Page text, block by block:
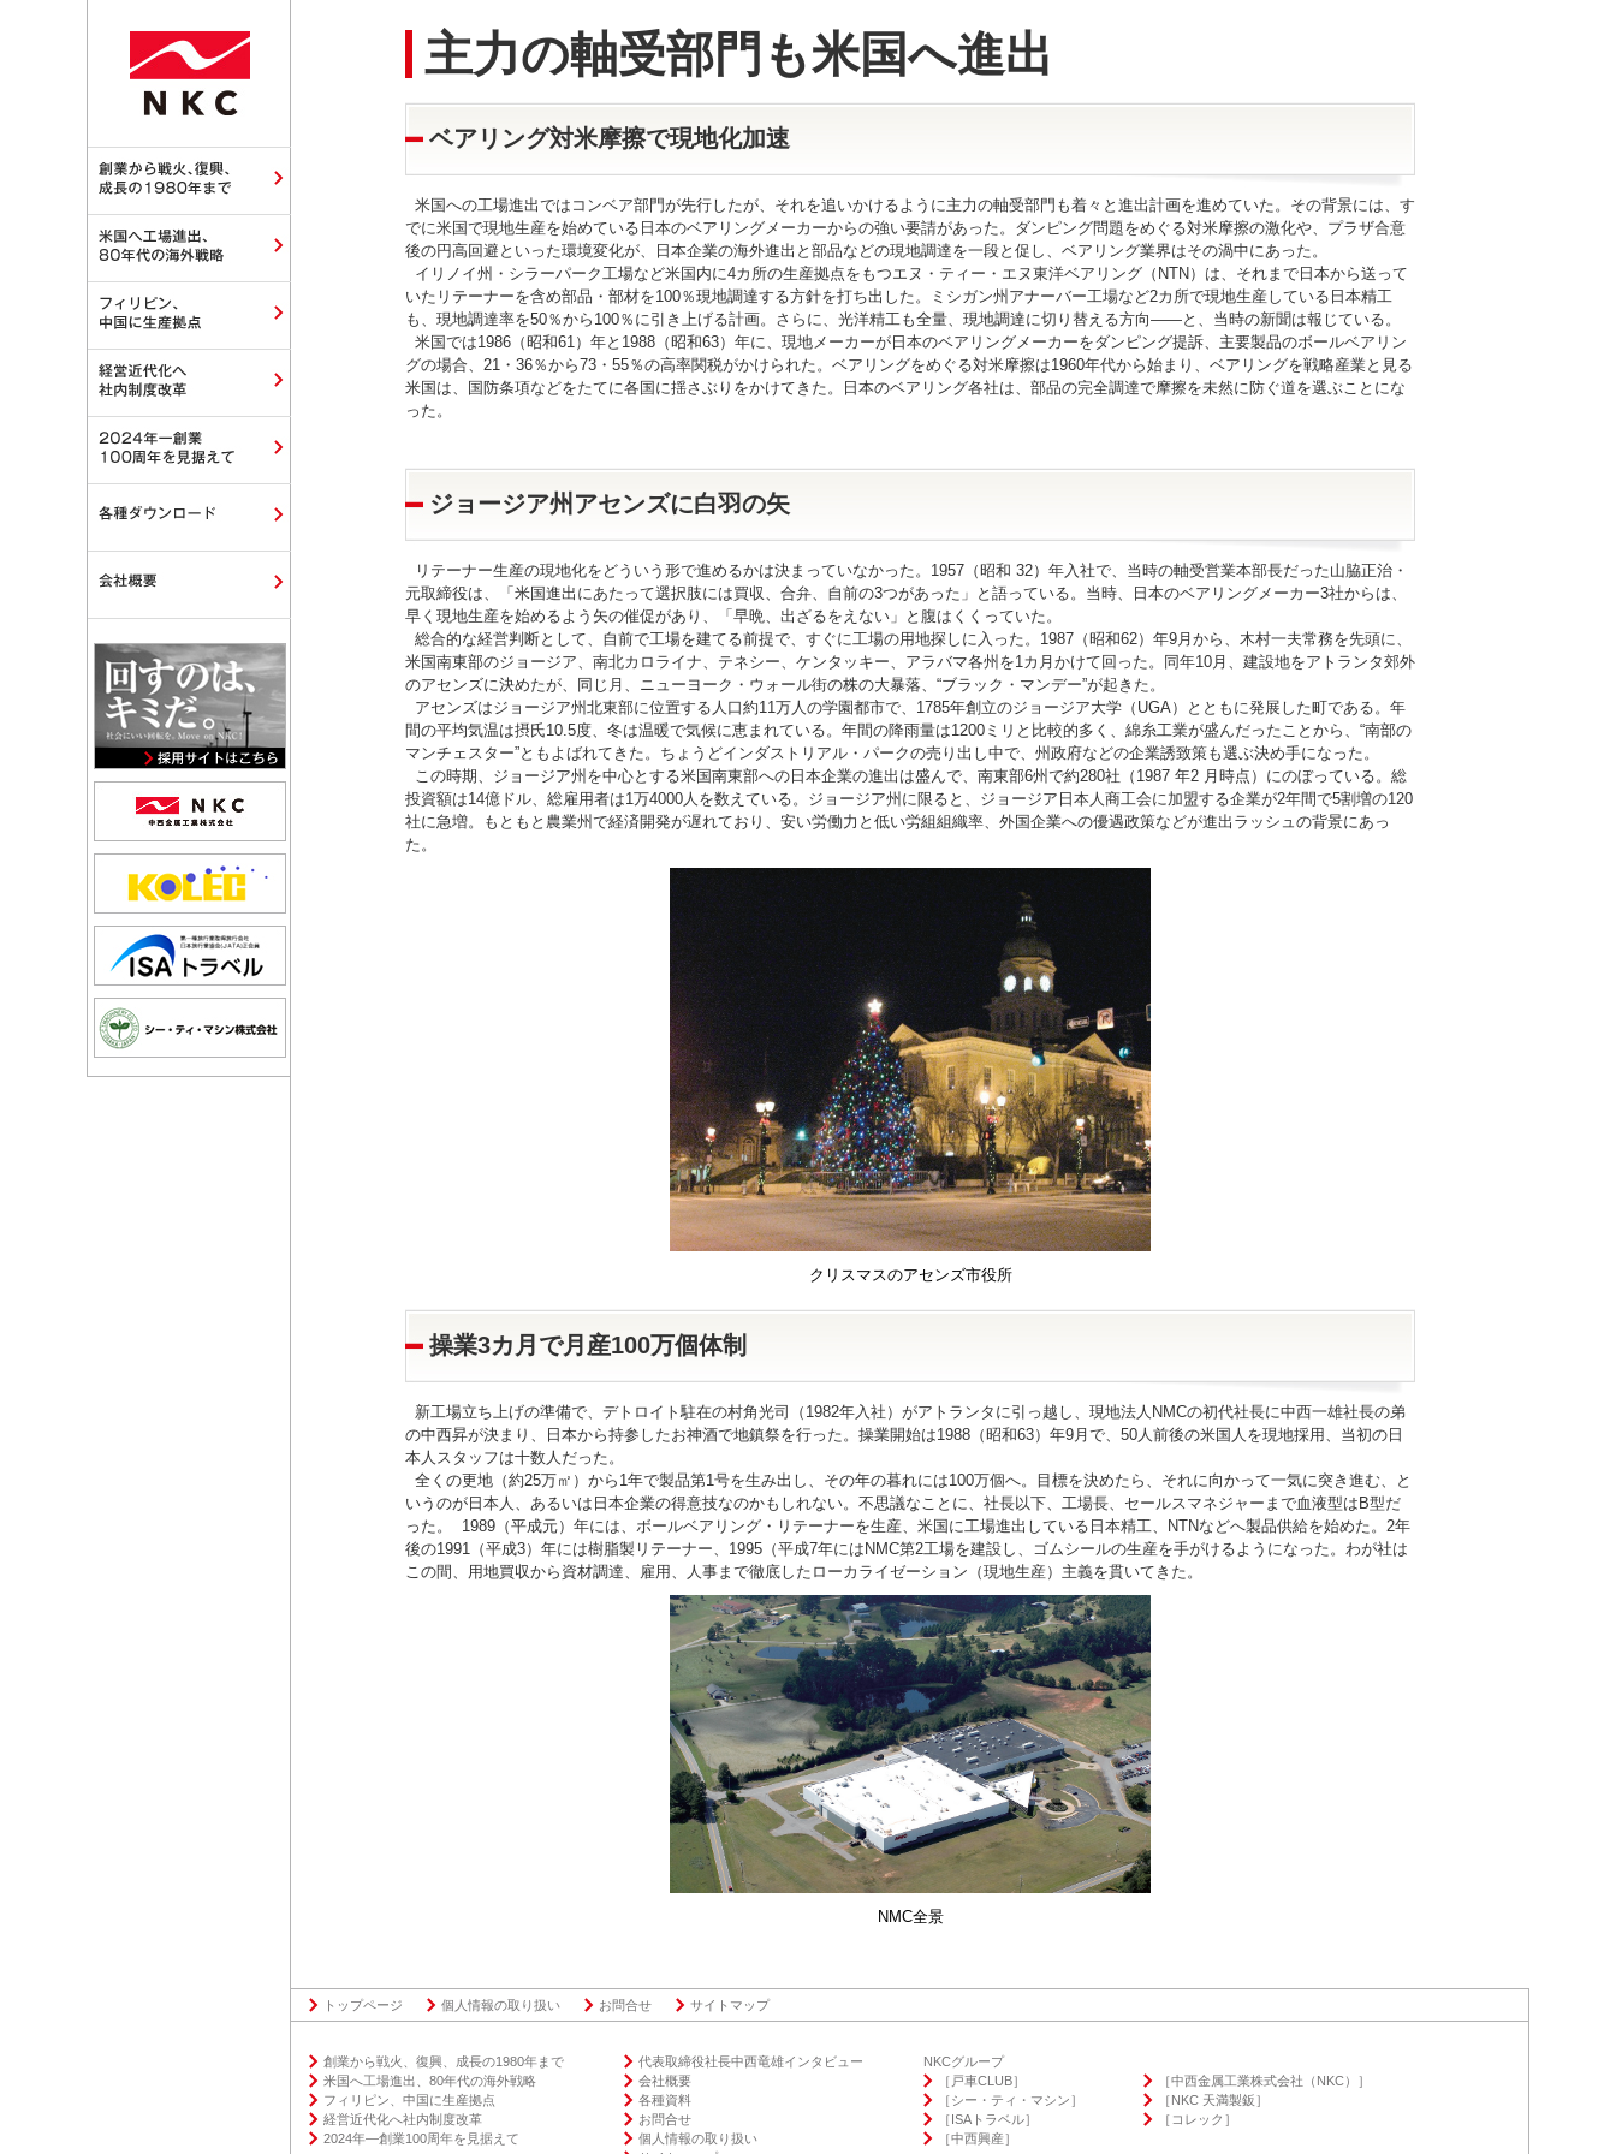
主力の軸受部門も米国へ進出
ベアリング対米摩擦で現地化加速
米国への工場進出ではコンベア部門が先行したが、それを追いかけるように主力の軸受部門も着々と進出計画を進めていた。その背景には、す
でに米国で現地生産を始めている日本のベアリングメーカーからの強い要請があった。ダンピング問題をめぐる対米摩擦の激化や、プラザ合意
後の円高回避といった環境変化が、日本企業の海外進出と部品などの現地調達を一段と促し、ベアリング業界はその渦中にあった。
イリノイ州・シラーパーク工場など米国内に4カ所の生産拠点をもつエヌ・ティー・エヌ東洋ベアリング（NTN）は、それまで日本から送って
いたリテーナーを含め部品・部材を100％現地調達する方針を打ち出した。ミシガン州アナーバー工場など2カ所で現地生産している日本精工
も、現地調達率を50％から100％に引き上げる計画。さらに、光洋精工も全量、現地調達に切り替える方向――と、当時の新聞は報じている。
米国では1986（昭和61）年と1988（昭和63）年に、現地メーカーが日本のベアリングメーカーをダンピング提訴、主要製品のボールベアリン
グの場合、21・36％から73・55％の高率関税がかけられた。ベアリングをめぐる対米摩擦は1960年代から始まり、ベアリングを戦略産業と見る
米国は、国防条項などをたてに各国に揺さぶりをかけてきた。日本のベアリング各社は、部品の完全調達で摩擦を未然に防ぐ道を選ぶことにな
った。
ジョージア州アセンズに白羽の矢
リテーナー生産の現地化をどういう形で進めるかは決まっていなかった。1957（昭和 32）年入社で、当時の軸受営業本部長だった山脇正治・
元取締役は、「米国進出にあたって選択肢には買収、合弁、自前の3つがあった」と語っている。当時、日本のベアリングメーカー3社からは、
早く現地生産を始めるよう矢の催促があり、「早晩、出ざるをえない」と腹はくくっていた。
総合的な経営判断として、自前で工場を建てる前提で、すぐに工場の用地探しに入った。1987（昭和62）年9月から、木村一夫常務を先頭に、
米国南東部のジョージア、南北カロライナ、テネシー、ケンタッキー、アラバマ各州を1カ月かけて回った。同年10月、建設地をアトランタ郊外
のアセンズに決めたが、同じ月、ニューヨーク・ウォール街の株の大暴落、“ブラック・マンデー”が起きた。
アセンズはジョージア州北東部に位置する人口約11万人の学園都市で、1785年創立のジョージア大学（UGA）とともに発展した町である。年
間の平均気温は摂氏10.5度、冬は温暖で気候に恵まれている。年間の降雨量は1200ミリと比較的多く、綿糸工業が盛んだったことから、“南部の
マンチェスター”ともよばれてきた。ちょうどインダストリアル・パークの売り出し中で、州政府などの企業誘致策も選ぶ決め手になった。
この時期、ジョージア州を中心とする米国南東部への日本企業の進出は盛んで、南東部6州で約280社（1987 年2 月時点）にのぼっている。総
投資額は14億ドル、総雇用者は1万4000人を数えている。ジョージア州に限ると、ジョージア日本人商工会に加盟する企業が2年間で5割増の120
社に急増。もともと農業州で経済開発が遅れており、安い労働力と低い労組組織率、外国企業への優遇政策などが進出ラッシュの背景にあっ
た。
クリスマスのアセンズ市役所
操業3カ月で月産100万個体制
新工場立ち上げの準備で、デトロイト駐在の村角光司（1982年入社）がアトランタに引っ越し、現地法人NMCの初代社長に中西一雄社長の弟
の中西昇が決まり、日本から持参したお神酒で地鎮祭を行った。操業開始は1988（昭和63）年9月で、50人前後の米国人を現地採用、当初の日
本人スタッフは十数人だった。
全くの更地（約25万㎡）から1年で製品第1号を生み出し、その年の暮れには100万個へ。目標を決めたら、それに向かって一気に突き進む、と
いうのが日本人、あるいは日本企業の得意技なのかもしれない。不思議なことに、社長以下、工場長、セールスマネジャーまで血液型はB型だ
った。 1989（平成元）年には、ボールベアリング・リテーナーを生産、米国に工場進出している日本精工、NTNなどへ製品供給を始めた。2年
後の1991（平成3）年には樹脂製リテーナー、1995（平成7年にはNMC第2工場を建設し、ゴムシールの生産を手がけるようになった。わが社は
この間、用地買収から資材調達、雇用、人事まで徹底したローカライゼーション（現地生産）主義を貫いてきた。
NMC全景
トップページ 個人情報の取り扱い お問合せ サイトマップ
創業から戦火、復興、成⻑の1980年まで
米国へ工場進出、80年代の海外戦略
フィリピン、中国に生産拠点
経営近代化へ社内制度改⾰
2024年―創業100周年を⾒据えて
代表取締役社⻑中⻄⻯雄インタビュー
会社概要
各種資料
お問合せ
個人情報の取り扱い
NKCグループ
［戸車CLUB］
［シー・ティ・マシン］
［ISAトラベル］
［中⻄興産］
［中西金属工業株式会社（NKC）］
［NKC 天満製鈑］
［コレック］